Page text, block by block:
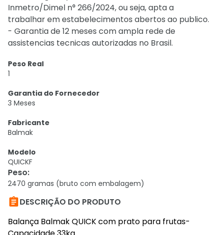
Inmetro/Dimel n° 266/2024, ou seja, apta a
trabalhar em estabelecimentos abertos ao publico.
- Garantia de 12 meses com ampla rede de
assistencias tecnicas autorizadas no Brasil.
Peso Real
1
Garantia do Fornecedor
3 Meses
Fabricante
Balmak
Modelo
QUICKF
Peso:
2470 gramas (bruto com embalagem)
DESCRIÇÃO DO PRODUTO
Balança Balmak QUICK com prato para frutas-